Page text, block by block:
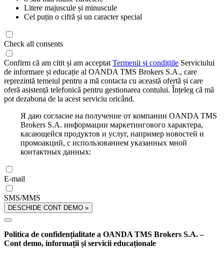
Litere majuscule și minuscule
Cel puțin o cifră și un caracter special
Check all consents
Confirm că am citit și am acceptat Termenii și condițiile Serviciului
de informare și educație al OANDA TMS Brokers S.A., care
reprezintă temeiul pentru a mă contacta cu această ofertă și care
oferă asistență telefonică pentru gestionarea contului. Înțeleg că mă
pot dezabona de la acest serviciu oricând.
Я даю согласие на получение от компании OANDA TMS
Brokers S.A. информации маркетингового характера,
касающейся продуктов и услуг, например новостей и
промоакций, с использованием указанных мной
контактных данных:
E-mail
SMS/MMS
DESCHIDE CONT DEMO »
Politica de confidențialitate a OANDA TMS Brokers S.A. –
Cont demo, informații și servicii educaționale